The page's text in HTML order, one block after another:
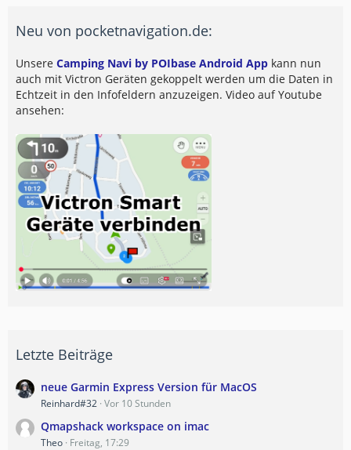
Neu von pocketnavigation.de:
Unsere Camping Navi by POIbase Android App kann nun
auch mit Victron Geräten gekoppelt werden um die Daten in
Echtzeit in den Infofeldern anzuzeigen. Video auf Youtube
ansehen:
Letzte Beiträge
neue Garmin Express Version für MacOS
Reinhard#32 Vor 10 Stunden
Qmapshack workspace on imac
Theo Freitag, 17:29